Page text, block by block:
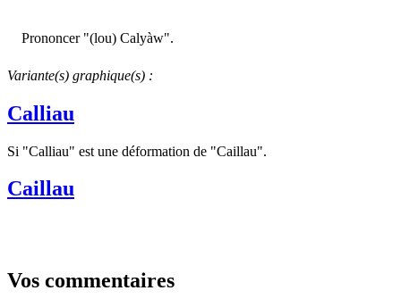
Prononcer "(lou) Calyàw".
Variante(s) graphique(s) :
Calliau
Si "Calliau" est une déformation de "Caillau".
Caillau
Vos commentaires